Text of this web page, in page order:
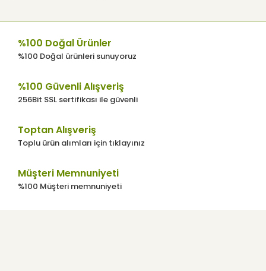
Bu ürüne benzer farklı alternatifler olmalı.
%100 Doğal Ürünler
%100 Doğal ürünleri sunuyoruz
%100 Güvenli Alışveriş
256Bit SSL sertifikası ile güvenli
Toptan Alışveriş
Toplu ürün alımları için tıklayınız
Müşteri Memnuniyeti
%100 Müşteri memnuniyeti